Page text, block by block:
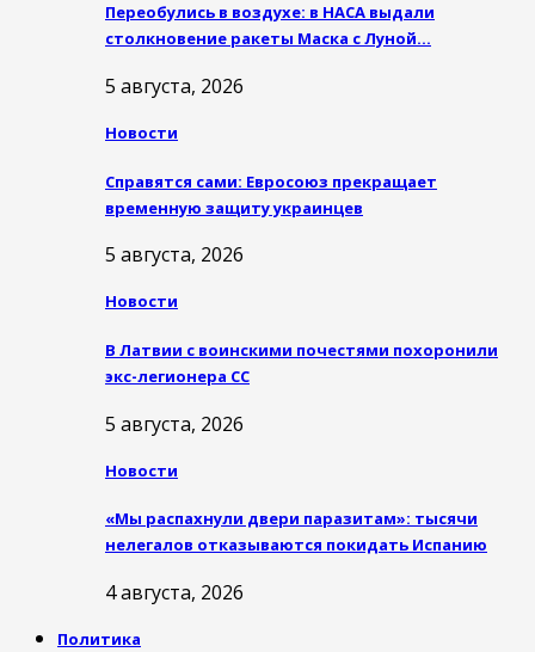
Переобулись в воздухе: в НАСА выдали
столкновение ракеты Маска с Луной…
5 августа, 2026
Новости
Справятся сами: Евросоюз прекращает
временную защиту украинцев
5 августа, 2026
Новости
В Латвии с воинскими почестями похоронили
экс-легионера СС
5 августа, 2026
Новости
«Мы распахнули двери паразитам»: тысячи
нелегалов отказываются покидать Испанию
4 августа, 2026
Политика